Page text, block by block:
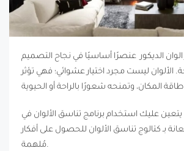
الوان الديكور عنصرًا أساسيًا في نجاح التصميم
الألوان ليست مجرد اختيار عشوائي؛ فهي تؤثر
يتعين عليك استخدام برنامج تناسق الألوان في
بـ كتالوج تناسق الألوان للحصول على أفكار
مُلهمة.